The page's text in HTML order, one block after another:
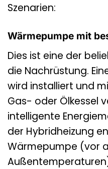
Szenarien:
Wärmepumpe mit
Dies ist eine der
die Nachrüstung.
wird installiert und
Gas- oder Ölkessel
intelligente
der Hybridheizung
Wärmepumpe (vor